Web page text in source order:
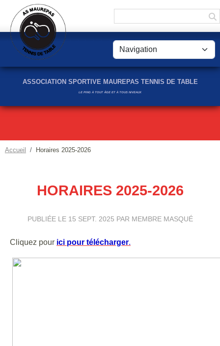
ASSOCIATION SPORTIVE MAUREPAS TENNIS DE TABLE
LE PING À TOUT ÂGE ET À TOUS NIVEAUX
Accueil Horaires 2025-2026
HORAIRES 2025-2026
PUBLIÉE LE 15 SEPT. 2025 PAR MEMBRE MASQUÉ
Cliquez pour ici pour télécharger.
Panneau de gestion des cookies